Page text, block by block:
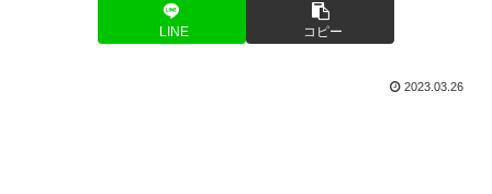
LINE コピー
2023.03.26